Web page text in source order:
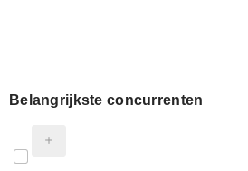
Belangrijkste concurrenten